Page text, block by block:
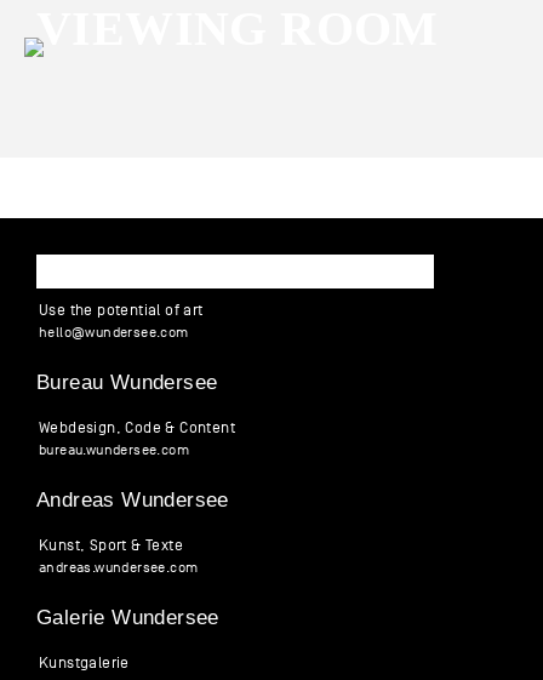
VIEWING ROOM
Use the potential of art
hello@wundersee.com
Bureau Wundersee
Webdesign, Code & Content
bureau.wundersee.com
Andreas Wundersee
Kunst, Sport & Texte
andreas.wundersee.com
Galerie Wundersee
Kunstgalerie